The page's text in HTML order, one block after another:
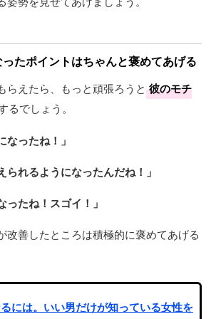
たポイントはちゃんと褒めてあげる
らえたら、もっと頑張ろうと 彼のモチ
るでしょう。
なったね！」
られるようになったんだね！」
ったね！スゴイ！」
改善したところは積極的に褒めてあげる
には。いい男だけが知っている女性を